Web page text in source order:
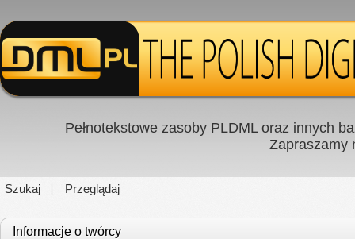
Pełnotekstowe zasoby PLDML oraz innych
Zapraszamy
Szukaj Przeglądaj
Informacje o twórcy